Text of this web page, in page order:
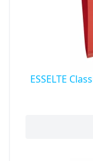
ESSELTE